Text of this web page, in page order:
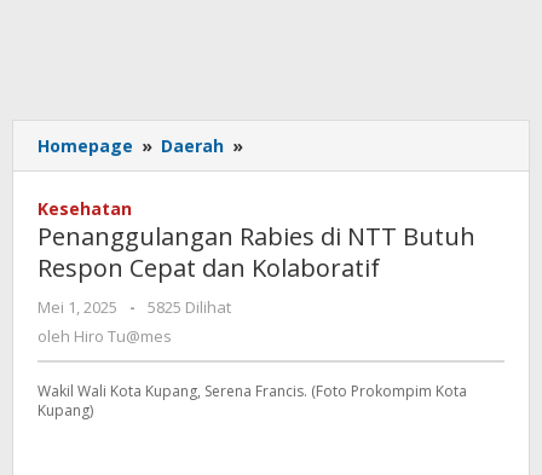
Homepage » Daerah »
Rabies
Butuh
Respon
Kesehatan
Penanggulangan Rabies di NTT Butuh
Respon Cepat dan Kolaboratif
Mei 1, 2025
oleh
Hiro
Tu@mes
-
5825 Dilihat
oleh Hiro Tu@mes
Wakil Wali Kota Kupang, Serena Francis. (Foto Prokompim Kota
Kupang)